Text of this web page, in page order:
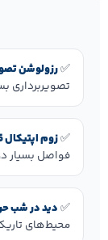
✅رزولوشن
تصویربرداری
✅زوم اپتیکال
فواصل بسیار
✅دید در شب
محیط‌های